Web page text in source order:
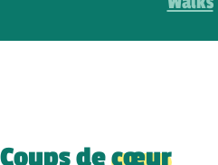
Coups decœur